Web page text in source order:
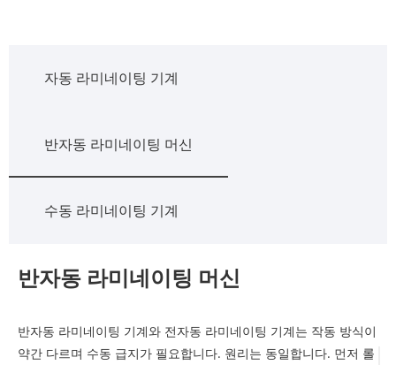
자동 라미네이팅 기계
반자동 라미네이팅 머신
수동 라미네이팅 기계
반자동 라미네이팅 머신
반자동 라미네이팅 기계와 전자동 라미네이팅 기계는 작동 방식이
약간 다르며 수동 급지가 필요합니다. 원리는 동일합니다. 먼저 롤